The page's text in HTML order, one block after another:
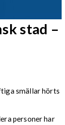
stad –
smällar hörts
personer har